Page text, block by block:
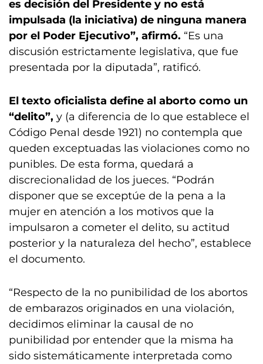
es decisión del Presidente y no está
impulsada (la iniciativa) de ninguna manera
por el Poder Ejecutivo”, afirmó. “Es una
discusión estrictamente legislativa, que fue
presentada por la diputada”, ratificó.
El texto oficialista define al aborto como un
“delito”, y (a diferencia de lo que establece el
Código Penal desde 1921) no contempla que
queden exceptuadas las violaciones como no
punibles. De esta forma, quedará a
discrecionalidad de los jueces. “Podrán
disponer que se exceptúe de la pena a la
mujer en atención a los motivos que la
impulsaron a cometer el delito, su actitud
posterior y la naturaleza del hecho”, establece
el documento.
“Respecto de la no punibilidad de los abortos
de embarazos originados en una violación,
decidimos eliminar la causal de no
punibilidad por entender que la misma ha
sido sistemáticamente interpretada como